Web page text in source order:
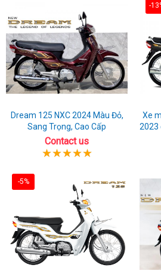
Dream 125 NXC 2024 Màu Đỏ,
Sang Trọng, Cao Cấp
Contact us
-
Xe
2023
-5%